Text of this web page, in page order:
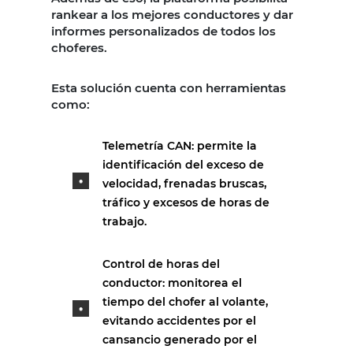
rankear a los mejores conductores y dar
informes personalizados de todos los
choferes.
Esta solución cuenta con herramientas
como:
Telemetría CAN: permite la
identificación del exceso de
velocidad, frenadas bruscas,
tráfico y excesos de horas de
trabajo.
Control de horas del
conductor: monitorea el
tiempo del chofer al volante,
evitando accidentes por el
cansancio generado por el